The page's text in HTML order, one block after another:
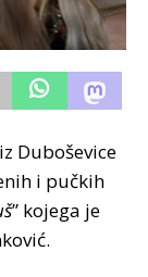
Duboševice
i pučkih
” kojega je